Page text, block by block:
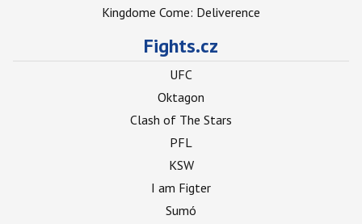
Kingdome Come: Deliverence
Fights.cz
UFC
Oktagon
Clash of The Stars
PFL
KSW
I am Figter
Sumó